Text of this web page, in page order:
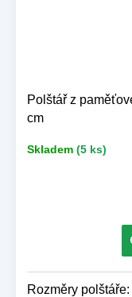
Polštář z
cm
Skladem (5 ks)
Rozměry